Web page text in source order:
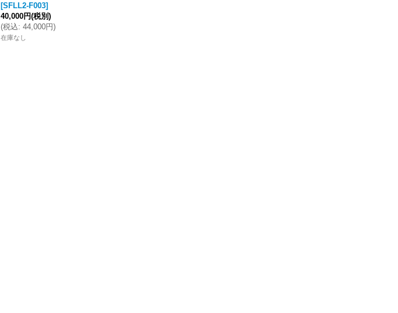
[SFLL2-F003]
40,000円(税別)
(税込: 44,000円)
在庫なし